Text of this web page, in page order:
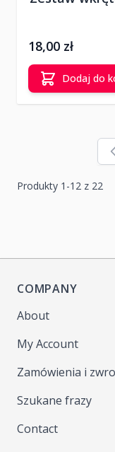
18,00 zł
Dodaj do
Produkty 1 -12 z 22
COMPANY
About
My Account
Zamówienia i
Szukane frazy
Contact